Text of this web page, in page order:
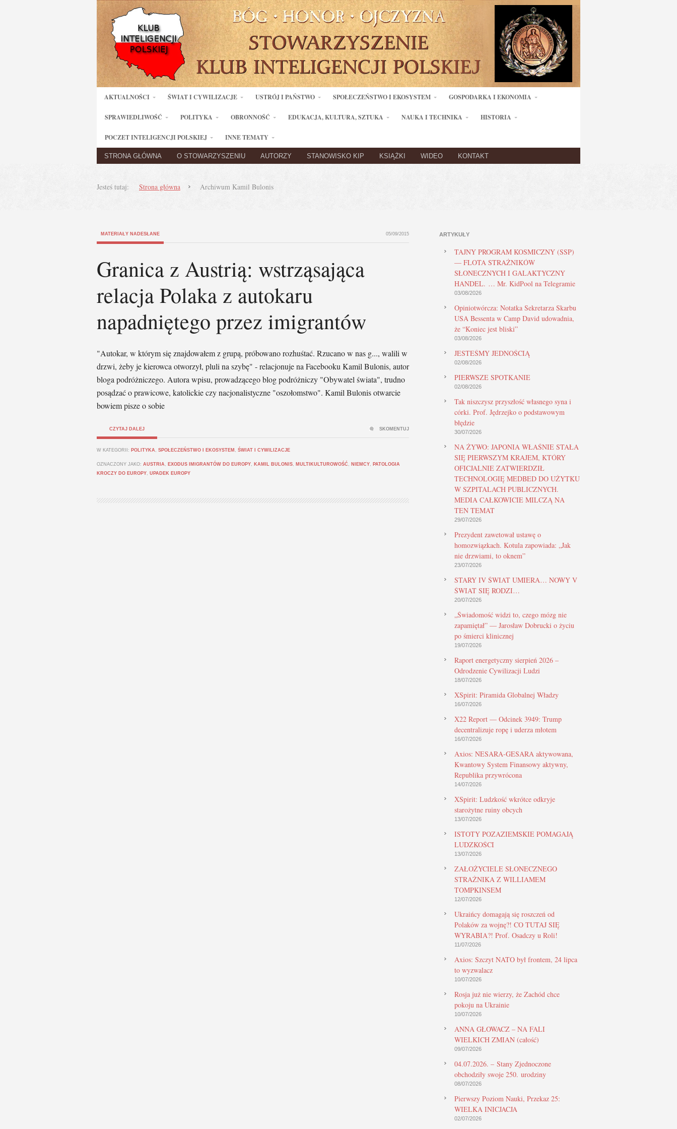
AKTUALNOŚCI ŚWIAT I CYWILIZACJE USTRÓJ I PAŃSTWO SPOŁECZEŃSTWO I EKOSYSTEM GOSPODARKA I EKONOMIA
SPRAWIEDLIWOŚĆ POLITYKA OBRONNOŚĆ EDUKACJA, KULTURA, SZTUKA NAUKA I TECHNIKA HISTORIA
POCZET INTELIGENCJI POLSKIEJ INNE TEMATY
STRONA GŁÓWNA O STOWARZYSZENIU AUTORZY STANOWISKO KIP KSIĄŻKI WIDEO KONTAKT
Jesteś tutaj: Strona główna Archiwum Kamil Bulonis
MATERIAŁY NADESŁANE 05/09/2015
Granica z Austrią: wstrząsająca
relacja Polaka z autokaru
napadniętego przez imigrantów
"Autokar, w którym się znajdowałem z grupą, próbowano rozhuśtać. Rzucano w nas g..., walili w
drzwi, żeby je kierowca otworzył, pluli na szybę" - relacjonuje na Facebooku Kamil Bulonis, autor
bloga podróżniczego. Autora wpisu, prowadzącego blog podróżniczy "Obywatel świata", trudno
posądzać o prawicowe, katolickie czy nacjonalistyczne "oszołomstwo". Kamil Bulonis otwarcie
bowiem pisze o sobie
CZYTAJ DALEJ
W KATEGORII: POLITYKA , SPOŁECZEŃSTWO I EKOSYSTEM , ŚWIAT I CYWILIZACJE
OZNACZONY JAKO: AUSTRIA , EXODUS IMIGRANTÓW DO EUROPY, KAMIL BULONIS, MULTIKULTUROWOŚĆ , NIEMCY, PATOLOGIA
KROCZY DO EUROPY, UPADEK EUROPY
SKOMENTUJ
ARTYKUŁY
TAJNY PROGRAM KOSMICZNY (SSP)
— FLOTA STRAŻNIKÓW
SŁONECZNYCH I GALAKTYCZNY
HANDEL. … Mr. KidPool na Telegramie
03/08/2026
Opiniotwórcza: Notatka Sekretarza Skarbu
USA Bessenta w Camp David udowadnia,
że “Koniec jest bliski”
03/08/2026
JESTEŚMY JEDNOŚCIĄ
02/08/2026
PIERWSZE SPOTKANIE
02/08/2026
Tak niszczysz przyszłość własnego syna i
córki. Prof. Jędrzejko o podstawowym
błędzie
30/07/2026
NA ŻYWO: JAPONIA WŁAŚNIE STAŁA
SIĘ PIERWSZYM KRAJEM, KTÓRY
OFICJALNIE ZATWIERDZIŁ
TECHNOLOGIĘ MEDBED DO UŻYTKU
W SZPITALACH PUBLICZNYCH.
MEDIA CAŁKOWICIE MILCZĄ NA
TEN TEMAT
29/07/2026
Prezydent zawetował ustawę o
homozwiązkach. Kotula zapowiada: „Jak
nie drzwiami, to oknem”
23/07/2026
STARY IV ŚWIAT UMIERA… NOWY V
ŚWIAT SIĘ RODZI…
20/07/2026
„Świadomość widzi to, czego mózg nie
zapamiętał” — Jarosław Dobrucki o życiu
po śmierci klinicznej
19/07/2026
Raport energetyczny sierpień 2026 –
Odrodzenie Cywilizacji Ludzi
18/07/2026
XSpirit: Piramida Globalnej Władzy
16/07/2026
X22 Report — Odcinek 3949: Trump
decentralizuje ropę i uderza młotem
16/07/2026
Axios: NESARA-GESARA aktywowana,
Kwantowy System Finansowy aktywny,
Republika przywrócona
14/07/2026
XSpirit: Ludzkość wkrótce odkryje
starożytne ruiny obcych
13/07/2026
ISTOTY POZAZIEMSKIE POMAGAJĄ
LUDZKOŚCI
13/07/2026
ZAŁOŻYCIELE SŁONECZNEGO
STRAŻNIKA Z WILLIAMEM
TOMPKINSEM
12/07/2026
Ukraińcy domagają się roszczeń od
Polaków za wojnę?! CO TUTAJ SIĘ
WYRABIA?! Prof. Osadczy u Roli!
11/07/2026
Axios: Szczyt NATO był frontem, 24 lipca
to wyzwalacz
10/07/2026
Rosja już nie wierzy, że Zachód chce
pokoju na Ukrainie
10/07/2026
ANNA GŁOWACZ – NA FALI
WIELKICH ZMIAN (całość)
09/07/2026
04.07.2026. – Stany Zjednoczone
obchodziły swoje 250. urodziny
08/07/2026
Pierwszy Poziom Nauki, Przekaz 25:
WIELKA INICJACJA
02/07/2026